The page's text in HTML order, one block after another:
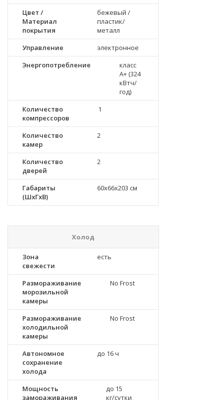
Цвет /
Материал
покрытия
бежевый /
пластик/
металл
Управление
электронное
Энергопотребление
класс
A+ (324
кВтч/
год)
Количество
компрессоров
1
Количество
камер
2
Количество
дверей
2
Габариты
(ШxГxВ)
60x66x203 см
Холод
Зона
свежести
есть
Размораживание
морозильной
камеры
No Frost
Размораживание
холодильной
камеры
No Frost
Автономное
сохранение
холода
до 16 ч
Мощность
замораживания
до 15
кг/cутки